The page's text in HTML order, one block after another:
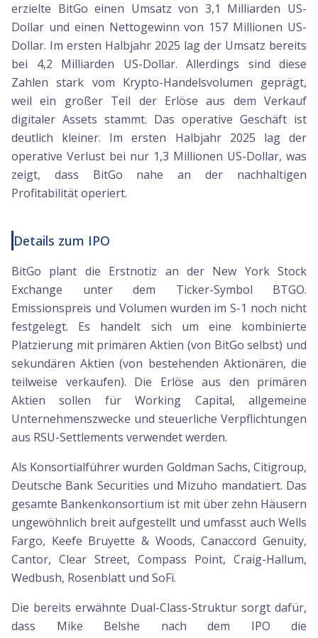
erzielte BitGo einen Umsatz von 3,1 Milliarden US-
Dollar und einen Nettogewinn von 157 Millionen US-
Dollar. Im ersten Halbjahr 2025 lag der Umsatz bereits
bei 4,2 Milliarden US-Dollar. Allerdings sind diese
Zahlen stark vom Krypto-Handelsvolumen geprägt,
weil ein großer Teil der Erlöse aus dem Verkauf
digitaler Assets stammt. Das operative Geschäft ist
deutlich kleiner. Im ersten Halbjahr 2025 lag der
operative Verlust bei nur 1,3 Millionen US-Dollar, was
zeigt, dass BitGo nahe an der nachhaltigen
Profitabilität operiert.
Details zum IPO
BitGo plant die Erstnotiz an der New York Stock
Exchange unter dem Ticker-Symbol BTGO.
Emissionspreis und Volumen wurden im S-1 noch nicht
festgelegt. Es handelt sich um eine kombinierte
Platzierung mit primären Aktien (von BitGo selbst) und
sekundären Aktien (von bestehenden Aktionären, die
teilweise verkaufen). Die Erlöse aus den primären
Aktien sollen für Working Capital, allgemeine
Unternehmenszwecke und steuerliche Verpflichtungen
aus RSU-Settlements verwendet werden.
Als Konsortialführer wurden Goldman Sachs, Citigroup,
Deutsche Bank Securities und Mizuho mandatiert. Das
gesamte Bankenkonsortium ist mit über zehn Häusern
ungewöhnlich breit aufgestellt und umfasst auch Wells
Fargo, Keefe Bruyette & Woods, Canaccord Genuity,
Cantor, Clear Street, Compass Point, Craig-Hallum,
Wedbush, Rosenblatt und SoFi.
Die bereits erwähnte Dual-Class-Struktur sorgt dafür,
dass Mike Belshe nach dem IPO die